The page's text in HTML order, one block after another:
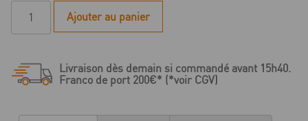
-
Ajouter au panier
Livraison dès demain si commandé avant 15h40.
Franco de port 200€* (*voir CGV)